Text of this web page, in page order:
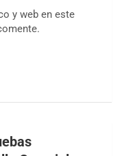
y web en este